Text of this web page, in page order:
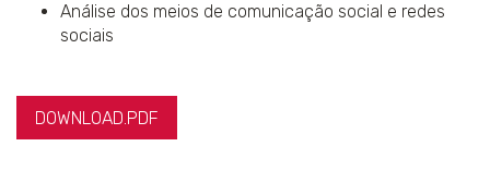
Análise dos meios de comunicação social e redes
sociais
DOWNLOAD.PDF